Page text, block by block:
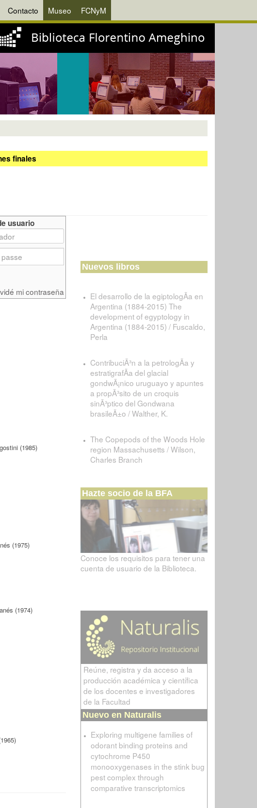
Contacto Museo FCNyM
finales
(1985)
(1975)
(1974)
usuario
mi contraseña
Nuevos libros
El desarrollo de la egiptologÃ­a en
Argentina (1884-2015) The
development of egyptology in
Argentina (1884-2015) / Fuscaldo,
Perla
ContribuciÃ³n a la petrologÃ­a y
estratigrafÃ­a del glacial
gondwÃ¡nico uruguayo y apuntes
a propÃ³sito de un croquis
sinÃ³ptico del Gondwana
brasileÃ±o / Walther, K.
The Copepods of the Woods Hole
region Massachusetts / Wilson,
Charles Branch
Hazte socio de la BFA
Conoce los requisitos para tener una
cuenta de usuario de la Biblioteca.
Reúne, registra y da acceso a la
producción académica y científica
de los docentes e investigadores
de la Facultad
Nuevo en Naturalis
Exploring multigene families of
odorant binding proteins and
cytochrome P450
monooxygenases in the stink bug
pest complex through
comparative transcriptomics